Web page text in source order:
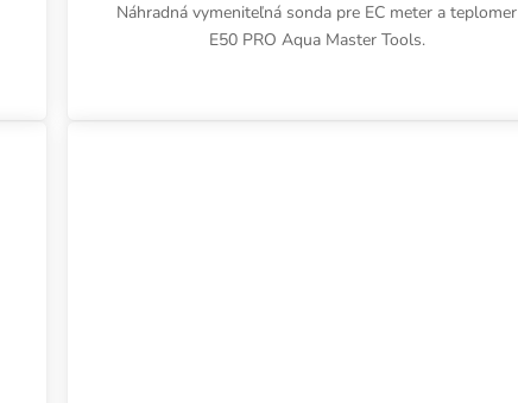
Náhradná vymeniteľná sonda pre EC meter a teplomer
E50 PRO Aqua Master Tools.